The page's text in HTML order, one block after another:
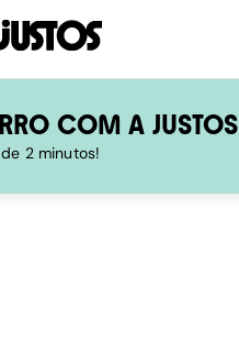
COM A JUSTOS
2 minutos!